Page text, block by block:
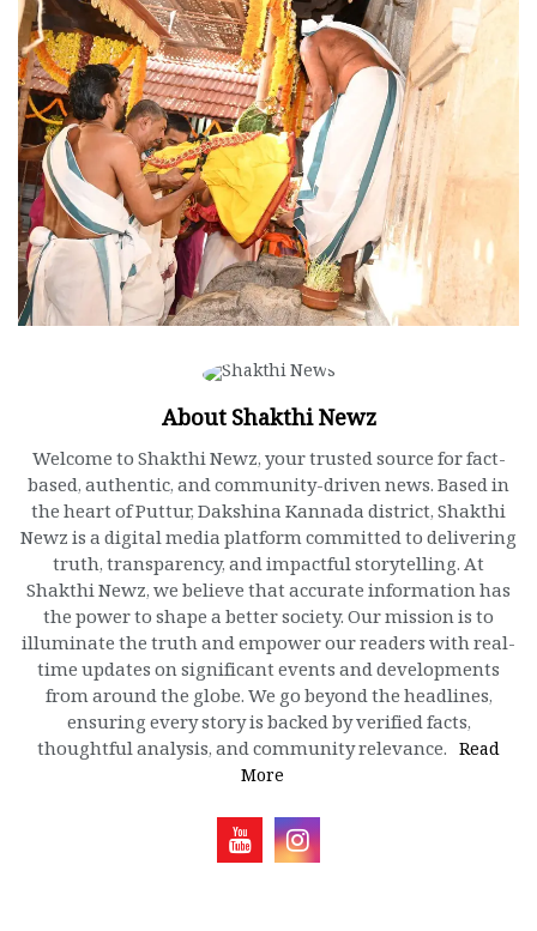
About Shakthi Newz
Welcome to Shakthi Newz, your trusted source for fact-
based, authentic, and community-driven news. Based in
the heart of Puttur, Dakshina Kannada district, Shakthi
Newz is a digital media platform committed to delivering
truth, transparency, and impactful storytelling. At
Shakthi Newz, we believe that accurate information has
the power to shape a better society. Our mission is to
illuminate the truth and empower our readers with real-
time updates on significant events and developments
from around the globe. We go beyond the headlines,
ensuring every story is backed by verified facts,
thoughtful analysis, and community relevance. Read
More